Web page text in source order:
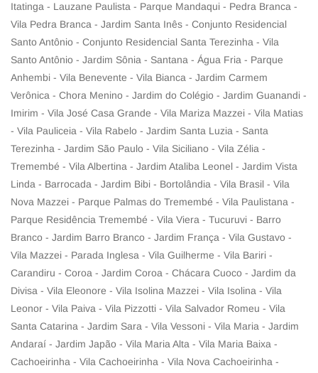
Itatinga - Lauzane Paulista - Parque Mandaqui - Pedra Branca -
Vila Pedra Branca - Jardim Santa Inês - Conjunto Residencial
Santo Antônio - Conjunto Residencial Santa Terezinha - Vila
Santo Antônio - Jardim Sônia - Santana - Água Fria - Parque
Anhembi - Vila Benevente - Vila Bianca - Jardim Carmem
Verônica - Chora Menino - Jardim do Colégio - Jardim Guanandi -
Imirim - Vila José Casa Grande - Vila Mariza Mazzei - Vila Matias
- Vila Pauliceia - Vila Rabelo - Jardim Santa Luzia - Santa
Terezinha - Jardim São Paulo - Vila Siciliano - Vila Zélia -
Tremembé - Vila Albertina - Jardim Ataliba Leonel - Jardim Vista
Linda - Barrocada - Jardim Bibi - Bortolândia - Vila Brasil - Vila
Nova Mazzei - Parque Palmas do Tremembé - Vila Paulistana -
Parque Residência Tremembé - Vila Viera - Tucuruvi - Barro
Branco - Jardim Barro Branco - Jardim França - Vila Gustavo -
Vila Mazzei - Parada Inglesa - Vila Guilherme - Vila Bariri -
Carandiru - Coroa - Jardim Coroa - Chácara Cuoco - Jardim da
Divisa - Vila Eleonore - Vila Isolina Mazzei - Vila Isolina - Vila
Leonor - Vila Paiva - Vila Pizzotti - Vila Salvador Romeu - Vila
Santa Catarina - Jardim Sara - Vila Vessoni - Vila Maria - Jardim
Andaraí - Jardim Japão - Vila Maria Alta - Vila Maria Baixa -
Cachoeirinha - Vila Cachoeirinha - Vila Nova Cachoeirinha -